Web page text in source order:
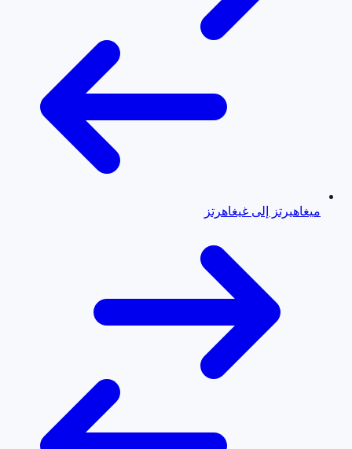
ميغاهيرتز إلى غيغاهرتز